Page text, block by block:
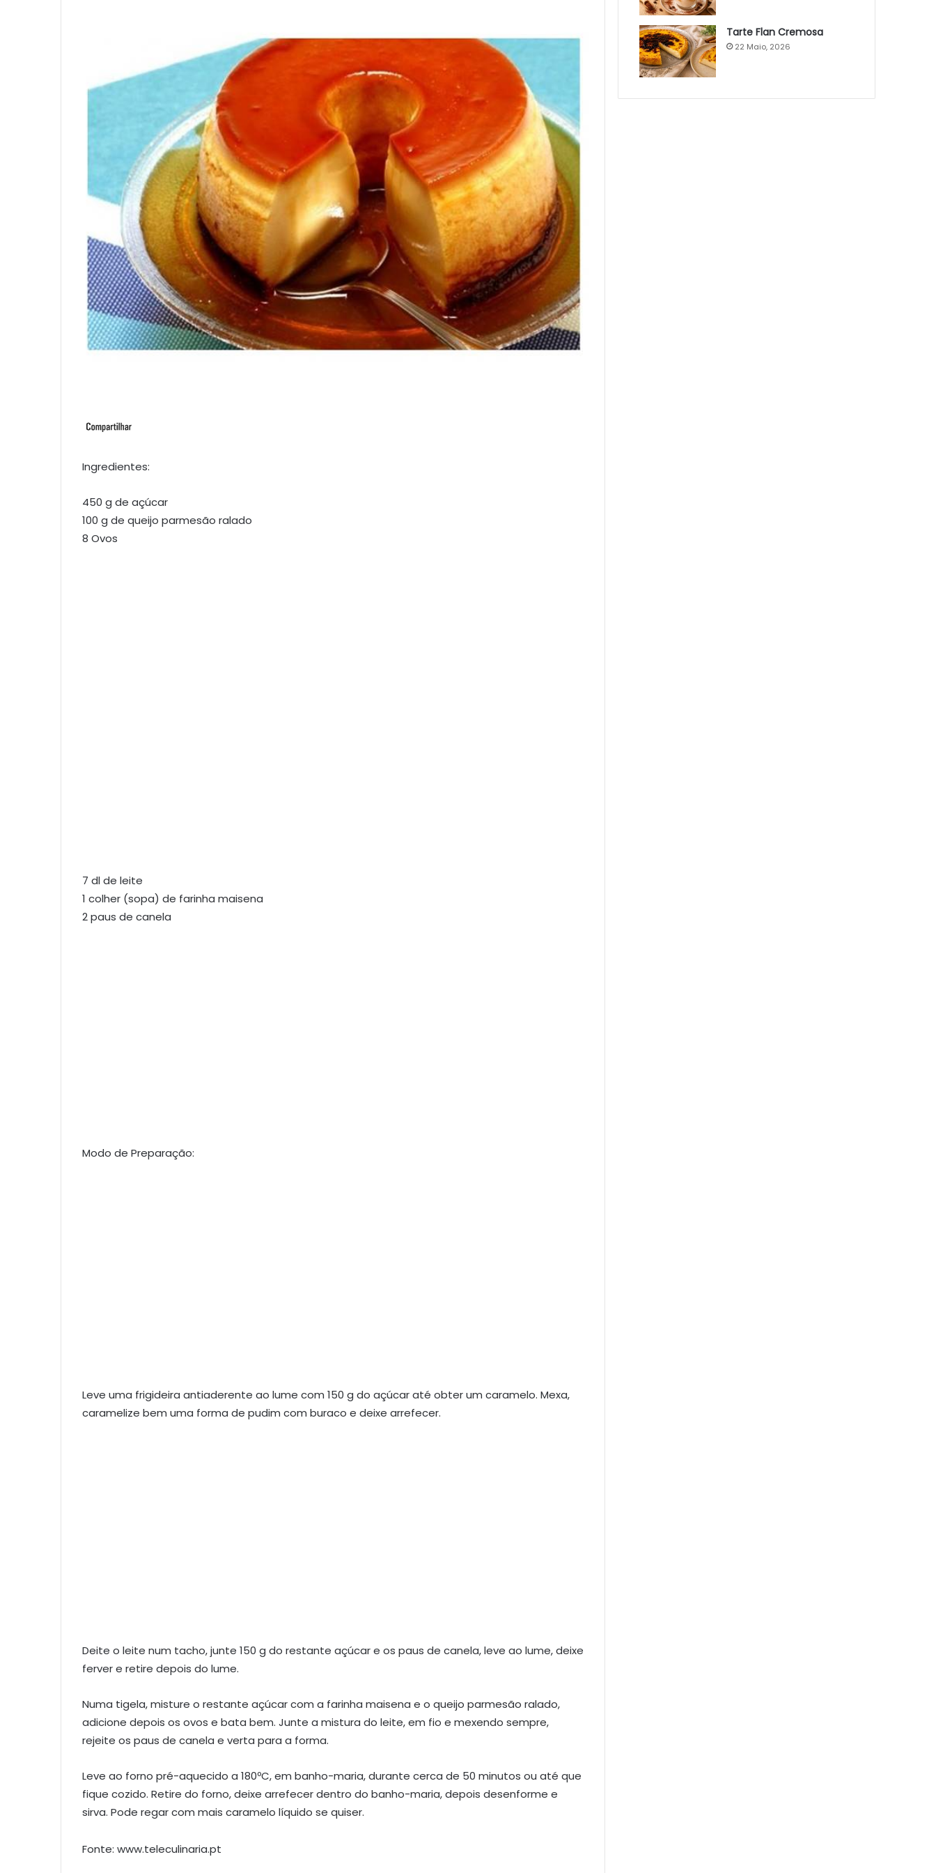
Ingredientes:
450 g de açúcar
100 g de queijo parmesão ralado
8 Ovos
7 dl de leite
1 colher (sopa) de farinha maisena
2 paus de canela
Modo de Preparação:
Leve uma frigideira antiaderente ao lume com 150 g do açúcar até obter um caramelo. Mexa,
caramelize bem uma forma de pudim com buraco e deixe arrefecer.
Deite o leite num tacho, junte 150 g do restante açúcar e os paus de canela, leve ao lume, deixe
ferver e retire depois do lume.
Numa tigela, misture o restante açúcar com a farinha maisena e o queijo parmesão ralado,
adicione depois os ovos e bata bem. Junte a mistura do leite, em fio e mexendo sempre,
rejeite os paus de canela e verta para a forma.
Leve ao forno pré-aquecido a 180ºC, em banho-maria, durante cerca de 50 minutos ou até que
fique cozido. Retire do forno, deixe arrefecer dentro do banho-maria, depois desenforme e
sirva. Pode regar com mais caramelo líquido se quiser.
Fonte: www.teleculinaria.pt
Tarte Flan Cremosa
22 Maio, 2026